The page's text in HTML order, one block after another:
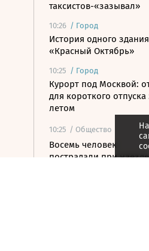
таксистов-«зазывал»
10:26 / Город
История одного
«Красный Октябрь»
10:25 / Город
Курорт под Москвой:
для короткого отпуска
летом
10:25 / Общество
Восемь человек
пострадали при наезде